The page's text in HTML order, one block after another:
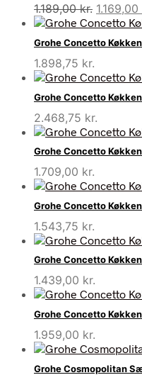
1.189,00kr. Den
pris
var:
1.169,00
Grohe Concetto
1.898,75 kr.
Grohe Concetto
2.468,75 kr.
Grohe Concetto
1.709,00 kr.
Grohe Concetto
1.543,75 kr.
Grohe Concetto
1.439,00 kr.
Grohe Concetto
1.959,00 kr.
Grohe Cosmopolitan